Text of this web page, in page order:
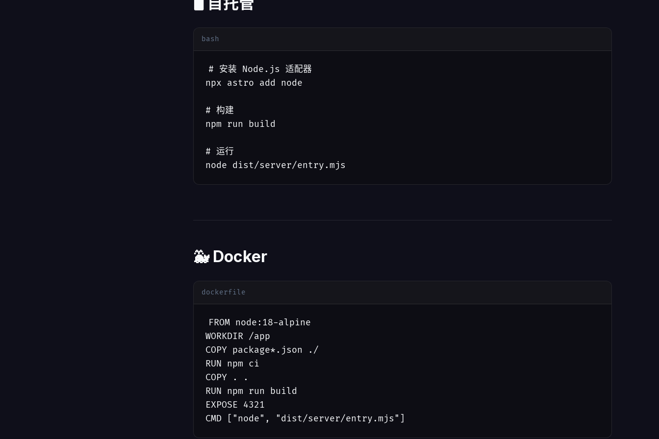
bash
# 安装 Node.js 适配器
npx astro add node
# 构建
npm run build
# 运行
node dist/server/entry.mjs
🐳 Docker
dockerfile
FROM node:18-alpine
WORKDIR /app
COPY package*.json ./
RUN npm ci
COPY . .
RUN npm run build
EXPOSE 4321
CMD ["node", "dist/server/entry.mjs"]